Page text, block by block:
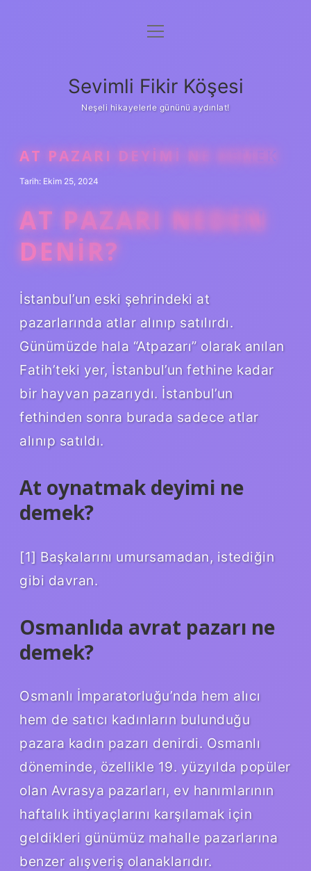
Anasayfa
Yasal Uyarı
menüyü
Sevimli Fikir Köşesi
Neşeli hikayelerle gününü aydınlat!
AT PAZARI DEYIMI NE DEMEK
Tarih: Ekim 25, 2024
AT PAZARI NEDEN
DENIR?
İstanbul’un eski şehrindeki at
pazarlarında atlar alınıp satılırdı.
Günümüzde hala “Atpazarı” olarak anılan
Fatih’teki yer, İstanbul’un fethine kadar
bir hayvan pazarıydı. İstanbul’un
fethinden sonra burada sadece atlar
alınıp satıldı.
At oynatmak deyimi ne
demek?
[1] Başkalarını umursamadan, istediğin
gibi davran.
Osmanlıda avrat pazarı ne
demek?
Osmanlı İmparatorluğu’nda hem alıcı
hem de satıcı kadınların bulunduğu
pazara kadın pazarı denirdi. Osmanlı
döneminde, özellikle 19. yüzyılda popüler
olan Avrasya pazarları, ev hanımlarının
haftalık ihtiyaçlarını karşılamak için
geldikleri günümüz mahalle pazarlarına
benzer alışveriş olanaklarıdır.